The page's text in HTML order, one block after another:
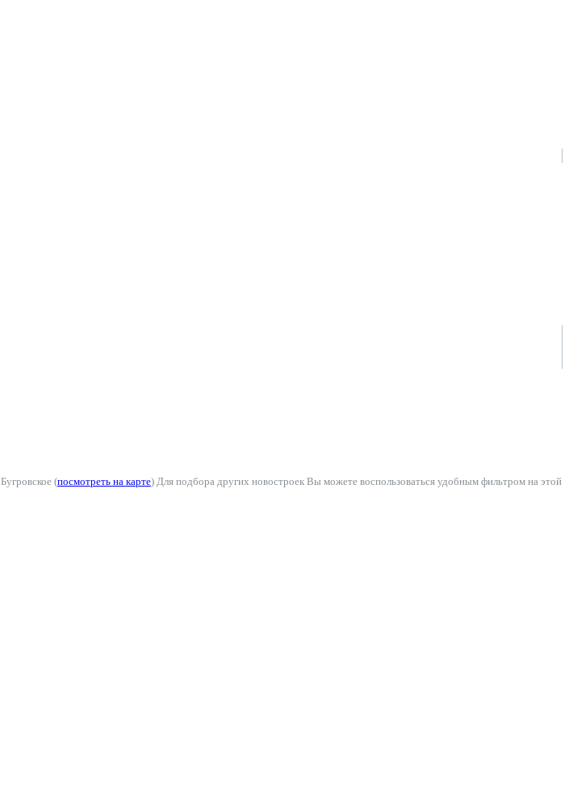
(посмотреть на карте) Для подбора других новостроек Вы можете воспользоваться удобным фильтром на этой